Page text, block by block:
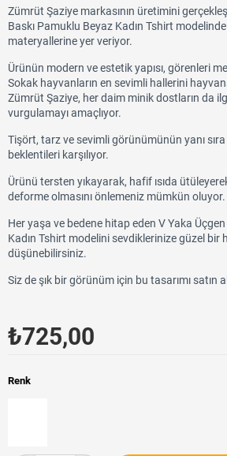
Zümrüt Şaziye markasının üretimini
Baskı Pamuklu Beyaz Kadın Tshirt
materyallerine yer veriyor.
Ürünün modern ve estetik yapısı, görenleri
Sokak hayvanların en sevimli hallerini
Zümrüt Şaziye, her daim minik dostların da
vurgulamayı amaçlıyor.
Tişört, tarz ve sevimli görünümünün yanı
beklentileri karşılıyor.
Ürünü tersten yıkayarak, hafif ısıda
deforme olmasını önlemeniz mümkün oluyor.
Her yaşa ve bedene hitap eden V Yaka
Kadın Tshirt modelini sevdiklerinize güzel
düşünebilirsiniz.
Siz de şık bir görünüm için bu tasarımı satın
₺725,00
Renk